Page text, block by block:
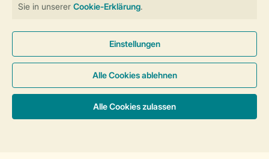
Cookies und Banner
Barrierefreiheit
© 2026 Landal GreenParks GmbH